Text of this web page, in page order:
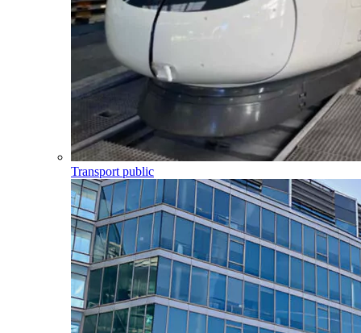
Transport public